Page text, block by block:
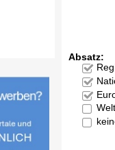
Absatz: